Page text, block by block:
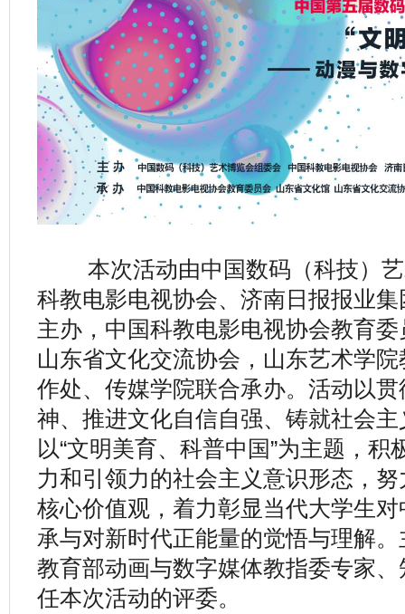
本次活动由中国数码（科技）艺
科教电影电视协会、济南日报报业
主办，中国科教电影电视协会教育
山东省文化交流协会，山东艺术学
作处、传媒学院联合承办。活动以
神、推进文化自信自强、铸就社会
以“文明美育、科普中国”为主题，
力和引领力的社会主义意识形态，
核心价值观，着力彰显当代大学生
承与对新时代正能量的觉悟与理解
教育部动画与数字媒体教指委专家
任本次活动的评委。